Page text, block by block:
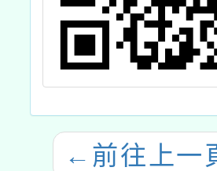
← 前往上一